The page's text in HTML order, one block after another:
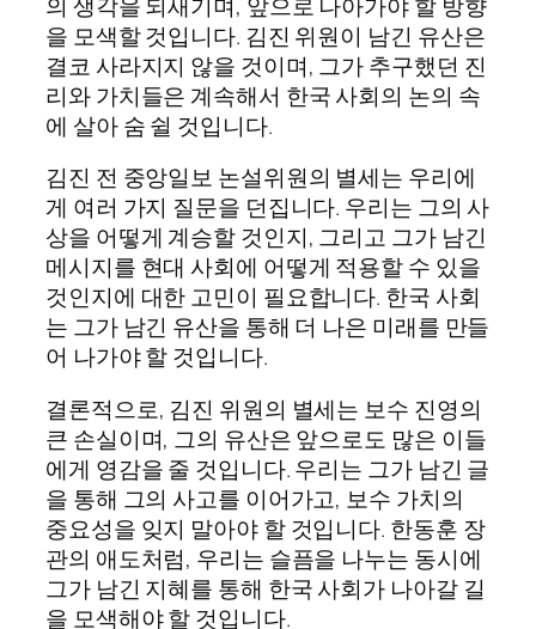
을 모색할 것입니다. 김진 위원이 남긴 유산은
결코 사라지지 않을 것이며, 그가 추구했던 진
리와 가치들은 계속해서 한국 사회의 논의 속
에 살아 숨 쉴 것입니다.
김진 전 중앙일보 논설위원의 별세는 우리에
게 여러 가지 질문을 던집니다. 우리는 그의 사
상을 어떻게 계승할 것인지, 그리고 그가 남긴
메시지를 현대 사회에 어떻게 적용할 수 있을
것인지에 대한 고민이 필요합니다. 한국 사회
는 그가 남긴 유산을 통해 더 나은 미래를 만들
어 나가야 할 것입니다.
결론적으로, 김진 위원의 별세는 보수 진영의
큰 손실이며, 그의 유산은 앞으로도 많은 이들
에게 영감을 줄 것입니다. 우리는 그가 남긴 글
을 통해 그의 사고를 이어가고, 보수 가치의
중요성을 잊지 말아야 할 것입니다. 한동훈 장
관의 애도처럼, 우리는 슬픔을 나누는 동시에
그가 남긴 지혜를 통해 한국 사회가 나아갈 길
을 모색해야 할 것입니다.